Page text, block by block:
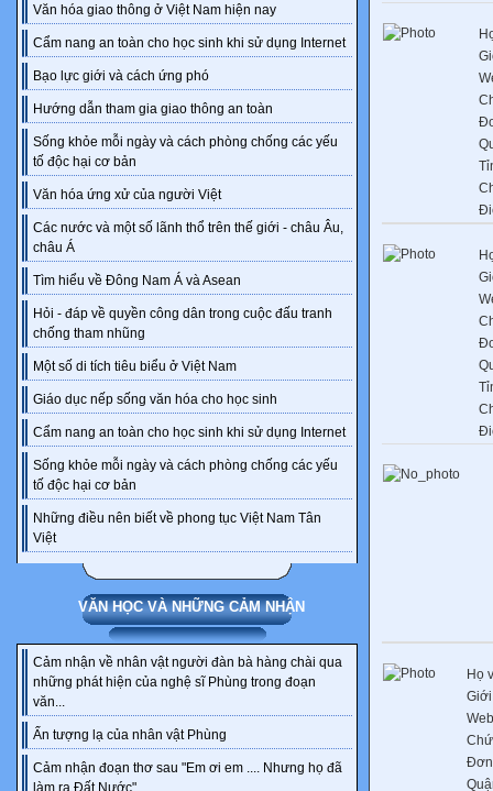
Văn hóa giao thông ở Việt Nam hiện nay
Cẩm nang an toàn cho học sinh khi sử dụng Internet
Bạo lực giới và cách ứng phó
Hướng dẫn tham gia giao thông an toàn
Sống khỏe mỗi ngày và cách phòng chống các yếu
tố độc hại cơ bản
Văn hóa ứng xử của người Việt
Các nước và một số lãnh thổ trên thế giới - châu Âu,
châu Á
Tìm hiểu về Đông Nam Á và Asean
Hỏi - đáp về quyền công dân trong cuộc đấu tranh
chống tham nhũng
Một số di tích tiêu biểu ở Việt Nam
Giáo dục nếp sống văn hóa cho học sinh
Cẩm nang an toàn cho học sinh khi sử dụng Internet
Sống khỏe mỗi ngày và cách phòng chống các yếu
tố độc hại cơ bản
Những điều nên biết về phong tục Việt Nam Tân
Việt
VĂN HỌC VÀ NHỮNG CẢM NHẬN
Cảm nhận về nhân vật người đàn bà hàng chài qua
những phát hiện của nghệ sĩ Phùng trong đoạn
văn...
Ấn tượng lạ của nhân vật Phùng
Cảm nhận đoạn thơ sau "Em ơi em .... Nhưng họ đã
làm ra Đất Nước"
Họ